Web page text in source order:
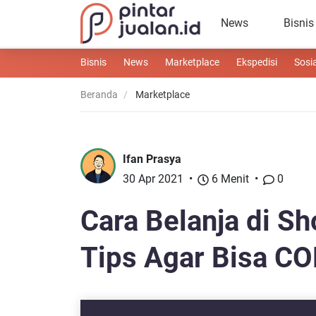
News Bisnis
Bisnis News Marketplace Ekspedisi
Beranda Marketplace
Cara Belanja di
Tips Agar Bisa
Ifan Prasya
30 Apr 2021
6 Menit 0